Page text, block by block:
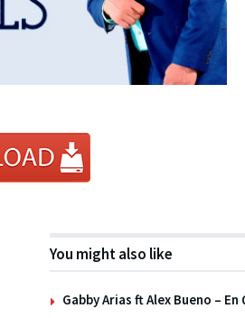
You might also like
Gabby Arias ft Alex Bueno – En